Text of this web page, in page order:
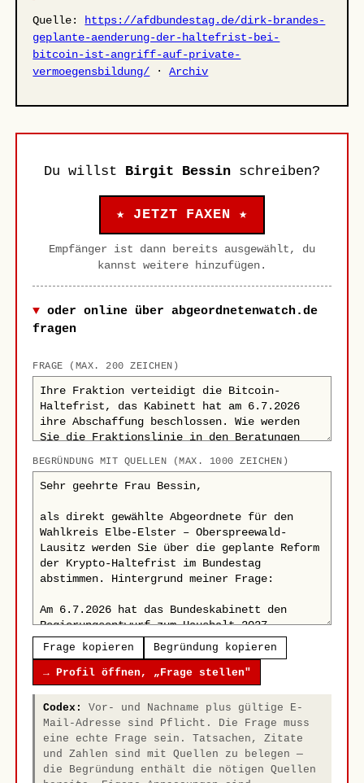
Quelle:
https://afdbundestag.de/dirk-brandes-
geplante-aenderung-der-haltefrist-bei-
bitcoin-ist-angriff-auf-private-
vermoegensbildung/ ·Archiv
Du willst Birgit Bessin schreiben?
★ JETZT FAXEN ★
Empfänger ist dann bereits ausgewählt, du
kannst weitere hinzufügen.
oder online über abgeordnetenwatch.de
fragen
FRAGE (MAX. 200 ZEICHEN)
BEGRÜNDUNG MIT QUELLEN (MAX. 1000 ZEICHEN)
Frage kopieren Begründung kopieren
→ Profil öffnen, „Frage stellen"
Codex:
Vor- und Nachname plus gültige E-
Mail-Adresse sind Pflicht. Die Frage muss
eine echte Frage sein. Tatsachen, Zitate
und Zahlen sind mit Quellen zu belegen —
die Begründung enthält die nötigen Quellen